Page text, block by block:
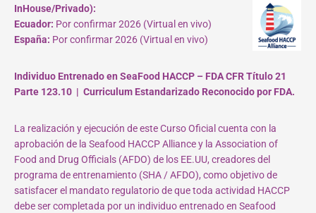
InHouse/Privado):
Ecuador: Por confirmar 2026 (Virtual en vivo)
España: Por confirmar 2026 (Virtual en vivo)
Individuo Entrenado en SeaFood HACCP – FDA CFR Título 21
Parte 123.10 | Curriculum Estandarizado Reconocido por FDA.
La realización y ejecución de este Curso Oficial cuenta con la
aprobación de la Seafood HACCP Alliance y la Association of
Food and Drug Officials (AFDO) de los EE.UU, creadores del
programa de entrenamiento (SHA / AFDO), como objetivo de
satisfacer el mandato regulatorio de que toda actividad HACCP
debe ser completada por un individuo entrenado en Seafood